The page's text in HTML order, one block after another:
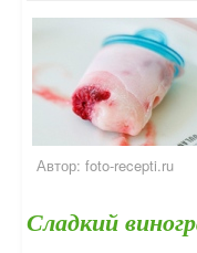
Автор: foto-recepti.ru
Сладкий